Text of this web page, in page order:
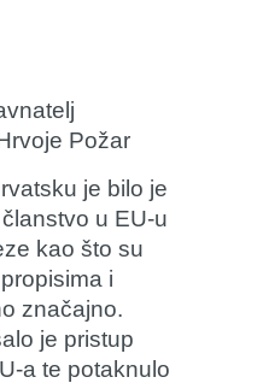
Požar
je bilo je
u EU-u
kao što su
i
značajno.
je pristup
a te potaknulo